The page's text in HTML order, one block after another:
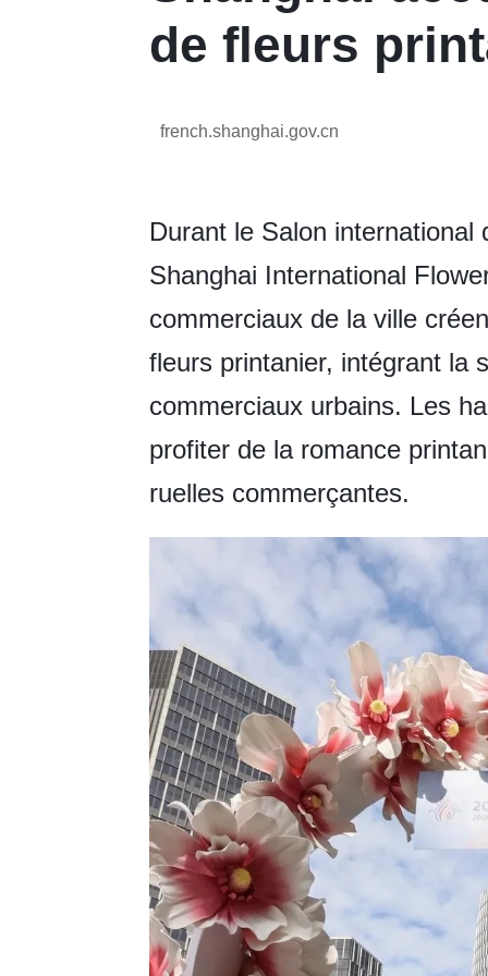
de fleurs
french.shanghai.gov.cn
Durant le Salon
Shanghai International
commerciaux de la ville
fleurs printanier, intégrant la
commerciaux urbains. Les
profiter de la romance
ruelles commerçantes.